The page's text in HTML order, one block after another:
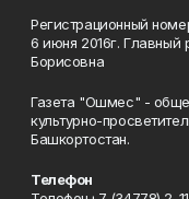
Регистрационный
6 июня 2016г. Главный
Борисовна
Газета "Ошмес" -
культурно-
Башкортостан.
Телефон